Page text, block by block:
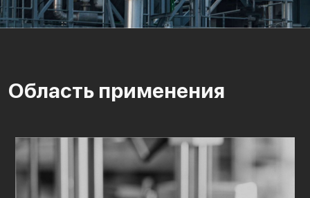
Область применения